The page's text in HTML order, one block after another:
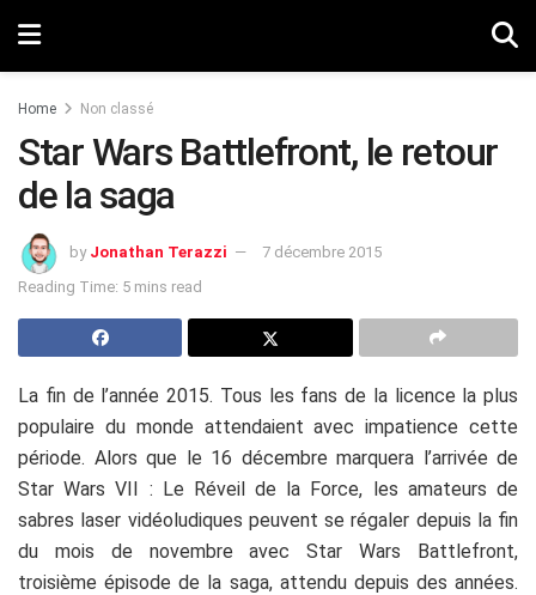
Home Non classé
Star Wars Battlefront, le retour
de la saga
by Jonathan Terazzi
7 décembre 2015
Reading Time: 5 mins read
La fin de l’année 2015. Tous les fans de la licence la plus
populaire du monde attendaient avec impatience cette
période. Alors que le 16 décembre marquera l’arrivée de
Star Wars VII : Le Réveil de la Force, les amateurs de
sabres laser vidéoludiques peuvent se régaler depuis la fin
du mois de novembre avec Star Wars Battlefront,
troisième épisode de la saga, attendu depuis des années.